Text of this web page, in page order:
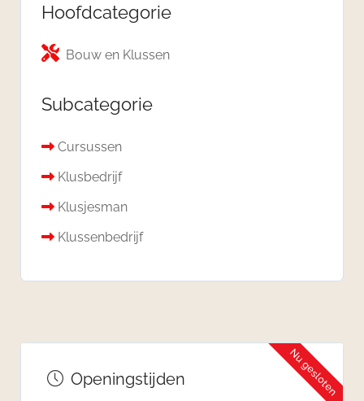
Hoofdcategorie
Bouw en Klussen
Subcategorie
Cursussen
Klusbedrijf
Klusjesman
Klussenbedrijf
Nu gesloten
Openingstijden